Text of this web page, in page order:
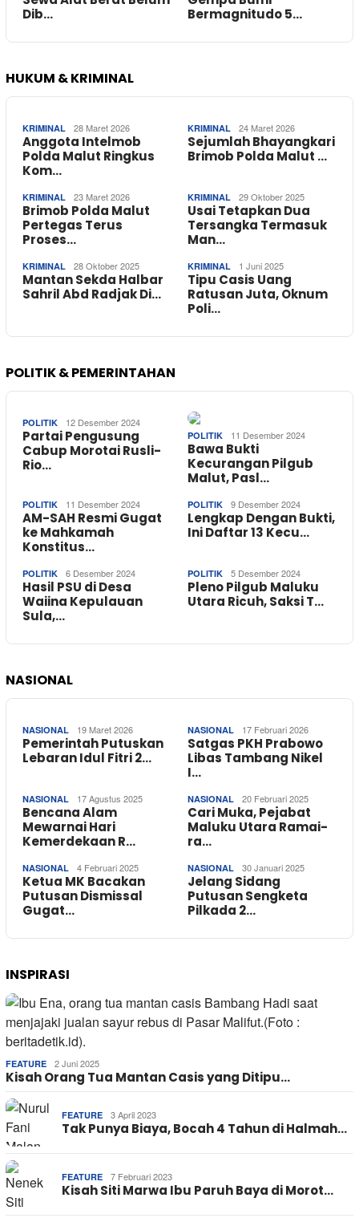
Dib…
Bermagnitudo 5…
HUKUM & KRIMINAL
KRIMINAL 28 Maret 2026
Anggota Intelmob
Polda Malut Ringkus
Kom…
KRIMINAL 24 Maret 2026
Sejumlah Bhayangkari
Brimob Polda Malut …
KRIMINAL 23 Maret 2026
Brimob Polda Malut
Pertegas Terus
Proses…
KRIMINAL 29 Oktober 2025
Usai Tetapkan Dua
Tersangka Termasuk
Man…
KRIMINAL 28 Oktober 2025
Mantan Sekda Halbar
Sahril Abd Radjak Di…
KRIMINAL 1 Juni 2025
Tipu Casis Uang
Ratusan Juta, Oknum
Poli…
POLITIK & PEMERINTAHAN
POLITIK 12 Desember 2024
Partai Pengusung
Cabup Morotai Rusli-
Rio…
POLITIK 11 Desember 2024
Bawa Bukti
Kecurangan Pilgub
Malut, Pasl…
POLITIK 11 Desember 2024
AM-SAH Resmi Gugat
ke Mahkamah
Konstitus…
POLITIK 9 Desember 2024
Lengkap Dengan Bukti,
Ini Daftar 13 Kecu…
POLITIK 6 Desember 2024
Hasil PSU di Desa
Waiina Kepulauan
Sula,…
POLITIK 5 Desember 2024
Pleno Pilgub Maluku
Utara Ricuh, Saksi T…
NASIONAL
NASIONAL 19 Maret 2026
Pemerintah Putuskan
Lebaran Idul Fitri 2…
NASIONAL 17 Februari 2026
Satgas PKH Prabowo
Libas Tambang Nikel
I…
NASIONAL 17 Agustus 2025
Bencana Alam
Mewarnai Hari
Kemerdekaan R…
NASIONAL 20 Februari 2025
Cari Muka, Pejabat
Maluku Utara Ramai-
ra…
NASIONAL 4 Februari 2025
Ketua MK Bacakan
Putusan Dismissal
Gugat…
NASIONAL 30 Januari 2025
Jelang Sidang
Putusan Sengketa
Pilkada 2…
INSPIRASI
FEATURE 2 Juni 2025
Kisah Orang Tua Mantan Casis yang Ditipu…
FEATURE 3 April 2023
Tak Punya Biaya, Bocah 4 Tahun di Halmah…
FEATURE 7 Februari 2023
Kisah Siti Marwa Ibu Paruh Baya di Morot…